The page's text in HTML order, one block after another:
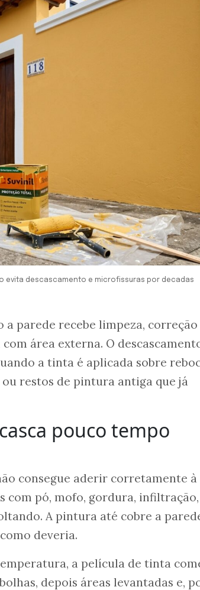
evita descascamento e microfissuras por decadas
a parede recebe limpeza, correção
área externa. O
a tinta é aplicada sobre
restos de pintura antiga que já
pouco tempo
consegue aderir corretamente à
com pó, mofo, gordura, infiltração,
A pintura até cobre a
deveria.
a película de tinta
depois áreas levantadas e,